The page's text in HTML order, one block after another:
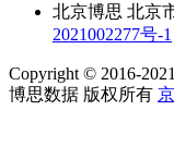
北京博思 北京
2021002277号-1
Copyright © 2016-
博思数据 版权所有